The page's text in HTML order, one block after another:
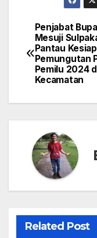
pos
Penjabat
Mesuji
Pantau
Pemungutan
Pemilu 2024
Kecamatan
Related Post